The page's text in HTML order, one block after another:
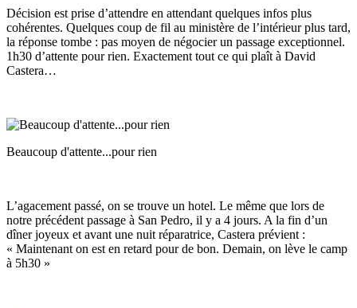
Décision est prise d’attendre en attendant quelques infos plus
cohérentes. Quelques coup de fil au ministère de l’intérieur plus tard,
la réponse tombe : pas moyen de négocier un passage exceptionnel.
1h30 d’attente pour rien. Exactement tout ce qui plaît à David
Castera…
Beaucoup d'attente...pour rien
L’agacement passé, on se trouve un hotel. Le même que lors de
notre précédent passage à San Pedro, il y a 4 jours. A la fin d’un
dîner joyeux et avant une nuit réparatrice, Castera prévient :
« Maintenant on est en retard pour de bon. Demain, on lève le camp
à 5h30 »